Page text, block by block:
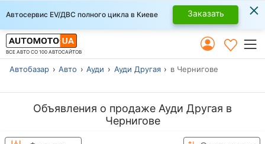
Автосервис EV/ДВС полного цикла в Киеве Заказать ×
ВСЕ АВТО СО 100 АВТОСАЙТОВ
Автобазар Авто Ауди Ауди Другая в Чернигове
Объявления о продаже Ауди Другая в
Чернигове